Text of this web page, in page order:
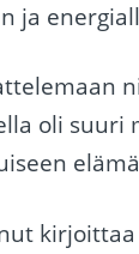
ja
oli